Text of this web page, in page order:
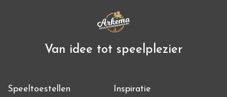
Van idee tot speelplezier
Speeltoestellen
Inspiratie